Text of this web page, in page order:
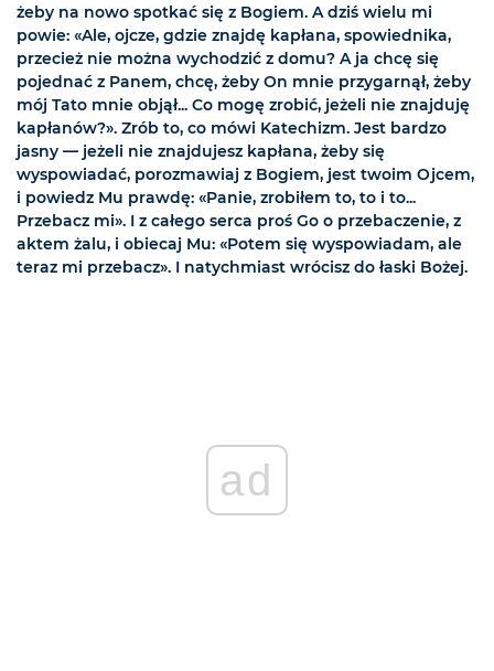
żeby na nowo spotkać się z Bogiem. A dziś wielu mi
powie: «Ale, ojcze, gdzie znajdę kapłana, spowiednika,
przecież nie można wychodzić z domu? A ja chcę się
pojednać z Panem, chcę, żeby On mnie przygarnął, żeby
mój Tato mnie objął... Co mogę zrobić, jeżeli nie znajduję
kapłanów?». Zrób to, co mówi Katechizm. Jest bardzo
jasny — jeżeli nie znajdujesz kapłana, żeby się
wyspowiadać, porozmawiaj z Bogiem, jest twoim Ojcem,
i powiedz Mu prawdę: «Panie, zrobiłem to, to i to...
Przebacz mi». I z całego serca proś Go o przebaczenie, z
aktem żalu, i obiecaj Mu: «Potem się wyspowiadam, ale
teraz mi przebacz». I natychmiast wrócisz do łaski Bożej.
ad